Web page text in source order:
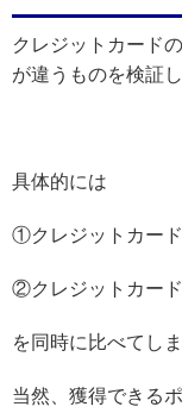
クレジットカード
が違うものを検証
具体的には
①クレジットカー
②クレジットカー
を同時に比べてし
当然、獲得できる